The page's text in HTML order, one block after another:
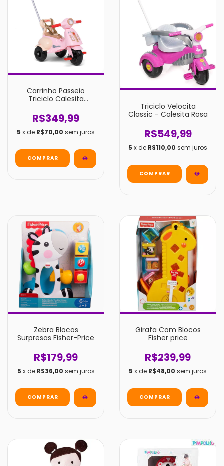
Carrinho Passeio
Triciclo Calesita
R$349,99
5 x de R$70,00 sem juros
Triciclo Velocita
Classic - Calesita Rosa
R$549,99
5 x de R$110,00 sem juros
Zebra Blocos
Surpresas Fisher-Price
R$179,99
5 x de R$36,00 sem juros
Girafa Com Blocos
Fisher price
R$239,99
5 x de R$48,00 sem juros